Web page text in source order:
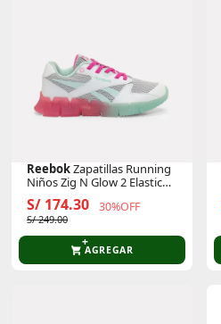
ReebokZapatillas Running
Niños Zig N Glow 2 Elastic
Lace
S/ 174.30 30%OFF
S/ 249.00
AGREGAR